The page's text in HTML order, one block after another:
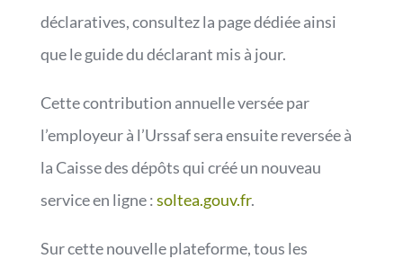
déclaratives, consultez la page dédiée ainsi
que le guide du déclarant mis à jour.
Cette contribution annuelle versée par
l’employeur à l’Urssaf sera ensuite reversée à
la Caisse des dépôts qui créé un nouveau
service en ligne :soltea.gouv.fr.
Sur cette nouvelle plateforme, tous les